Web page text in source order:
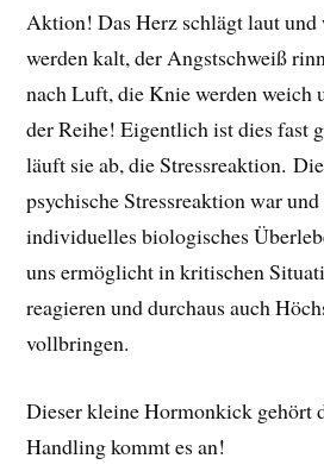
Aktion! Das Herz schlägt laut
werden kalt, der Angstschweiß
nach Luft, die Knie werden weich
der Reihe! Eigentlich ist dies fast
läuft sie ab, die Stressreaktion.
psychische Stressreaktion war
individuelles biologisches
uns ermöglicht in kritischen
reagieren und durchaus auch
vollbringen.
Dieser kleine Hormonkick gehört
Handling kommt es an!